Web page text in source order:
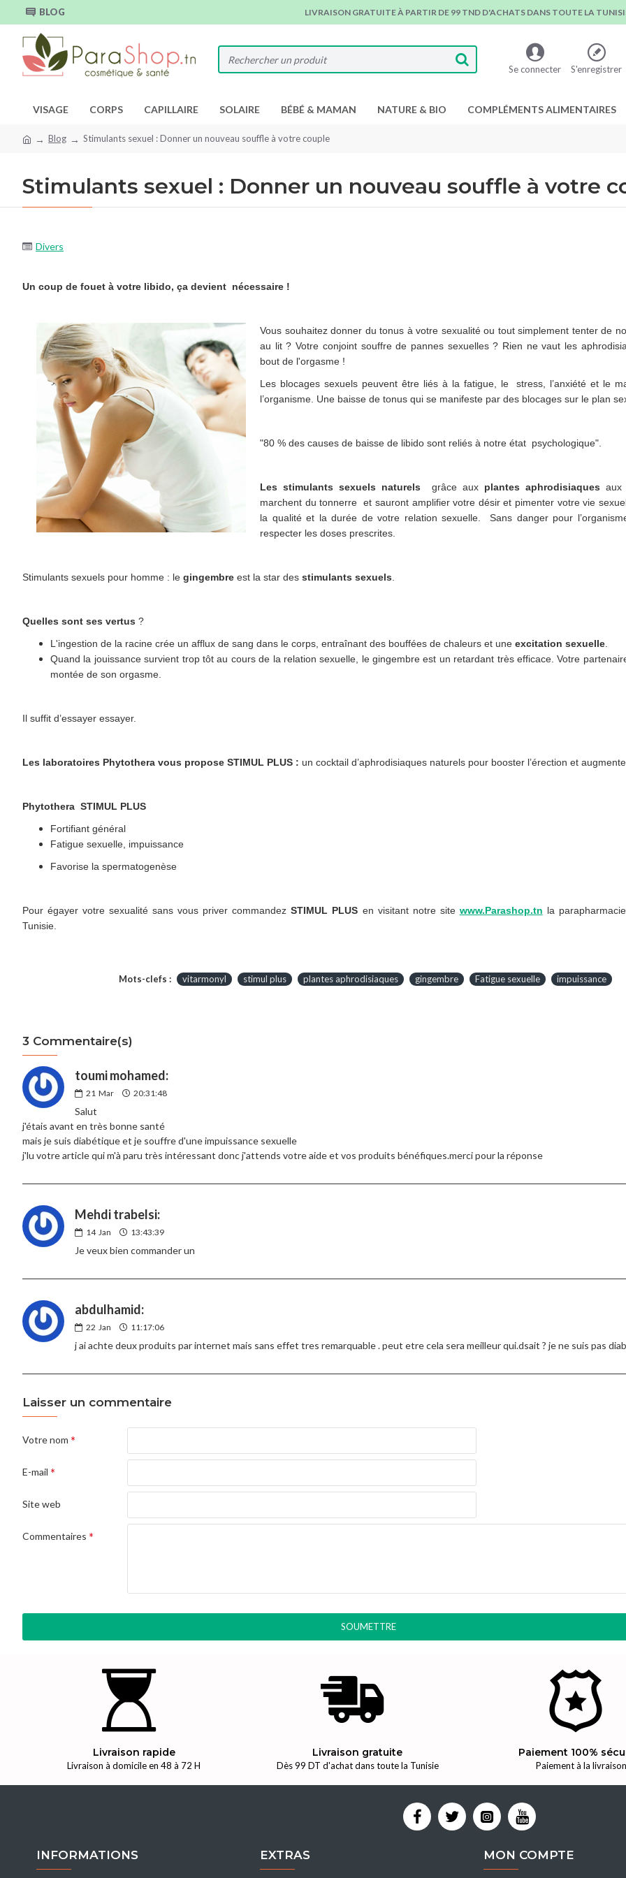
BLOG LIVRAISON GRATUITE À PARTIR DE 99 TND D'ACHATS DANS TOUTE LA
Se connecter S'enregistrer
VISAGE CORPS CAPILLAIRE SOLAIRE BÉBÉ & MAMAN NATURE & BIO COMPLÉMENTS ALIMENTAIRES
Blog Stimulants sexuel : Donner un nouveau souffle à votre couple
Stimulants sexuel : Donner un nouveau souffle à votre
Divers
Un coup de fouet à votre libido, ça devient nécessaire !
Vous souhaitez donner du tonus à votre sexualité ou tout simplement tenter de
au lit ? Votre conjoint souffre de pannes sexuelles ? Rien ne vaut les
bout de l'orgasme !
Les blocages sexuels peuvent être liés à la fatigue, le stress, l’anxiété et le
l’organisme. Une baisse de tonus qui se manifeste par des blocages sur le plan
"80 % des causes de baisse de libido sont reliés à notre état psychologique".
Les stimulants sexuels naturels grâce aux plantes aphrodisiaques aux
marchent du tonnerre et sauront amplifier votre désir et pimenter votre vie
la qualité et la durée de votre relation sexuelle. Sans danger pour
respecter les doses prescrites.
Stimulants sexuels pour homme : le gingembre est la star des stimulants sexuels
Quelles sont ses vertus ?
L'ingestion de la racine crée un afflux de sang dans le corps, entraînant des bouffées de chaleurs et une excitation sexuelle
Quand la jouissance survient trop tôt au cours de la relation sexuelle, le gingembre est un retardant très efficace. Votre
montée de son orgasme.
Il suffit d’essayer essayer.
Les laboratoires Phytothera vous propose STIMUL PLUS : un cocktail d’aphrodisiaques naturels pour booster l’érection et
Phytothera STIMUL PLUS
Fortifiant général
Fatigue sexuelle, impuissance
Favorise la spermatogenèse
Pour égayer votre sexualité sans vous priver commandezSTIMUL PLUS en visitant notre site www.Parashop.tn la
Tunisie.
Mots-clefs : vitarmonyl stimul plus plantes aphrodisiaques gingembre Fatigue sexuelle impuissance
3 Commentaire(s)
toumi mohamed:
21 Mar 20:31:48
Salut
j'étais avant en très bonne santé
mais je suis diabétique et je souffre d'une impuissance sexuelle
j'lu votre article qui m'à paru très intéressant donc j'attends votre aide et vos produits bénéfiques.merci pour la réponse
Mehdi trabelsi:
14 Jan 13:43:39
Je veux bien commander un
abdulhamid:
22 Jan 11:17:06
j ai achte deux produits par internet mais sans effet tres remarquable . peut etre cela sera meilleur qui.dsait ? je ne suis pas
Laisser un commentaire
Votre nom
E-mail
Site web
Commentaires
SOUMETTRE
Livraison rapide
Livraison à domicile en 48 à 72 H
Livraison gratuite
Dès 99 DT d'achat dans toute la Tunisie
Paiement 100%
Paiement à la livraison
INFORMATIONS EXTRAS MON COMPTE